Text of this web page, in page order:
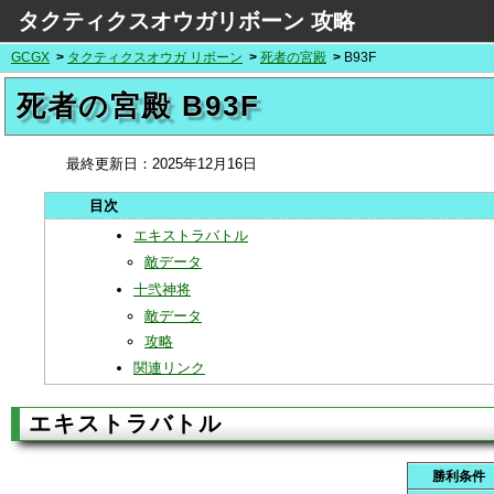
タクティクスオウガリボーン 攻略
GCGX タクティクスオウガ リボーン 死者の宮殿 B93F
死者の宮殿 B93F
最終更新日： 2025年12月16日
エキストラバトル
敵データ
十弐神将
敵データ
攻略
関連リンク
エキストラバトル
勝利条件